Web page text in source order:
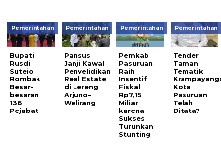
Pemerintahan
Bupati
Rusdi
Sutejo
Rombak
Besar-
besaran
136
Pejabat
Pemerintahan
Pansus
Janji Kawal
Penyelidikan
Real Estate
di Lereng
Arjuno–
Welirang
Pemerintahan
Pemkab
Pasuruan
Raih
Insentif
Fiskal
Rp7,15
Miliar
karena
Sukses
Turunkan
Stunting
Pemerintahan
Tender
Taman
Tematik
Kota
Pasuruan
Telah
Ditata?